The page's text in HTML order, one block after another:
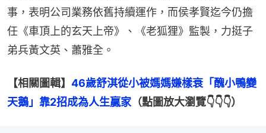
事，表明公司業務依舊持續運作，而侯孝賢迄今仍擔
任《車頂上的玄天上帝》、《老狐狸》監製，力挺子
弟兵黃文英、蕭雅全。
【相關圖輯】 46歲舒淇從小被媽媽嫌樣衰「醜小鴨變
天鵝」靠2招成為人生贏家 （點圖放大瀏覽👇👇👇）